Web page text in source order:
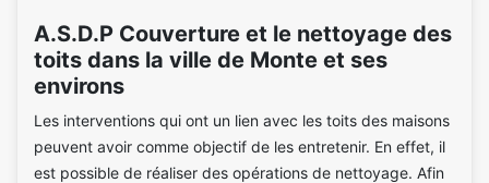
A.S.D.P Couverture et le nettoyage des
toits dans la ville de Monte et ses
environs
Les interventions qui ont un lien avec les toits des maisons
peuvent avoir comme objectif de les entretenir. En effet, il
est possible de réaliser des opérations de nettoyage. Afin